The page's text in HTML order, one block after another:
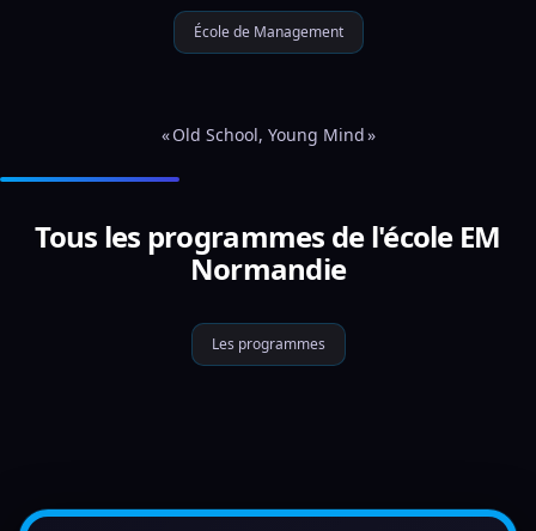
École de Management
« Old School, Young Mind »
Tous les programmes de l'école EM
Normandie
Les programmes